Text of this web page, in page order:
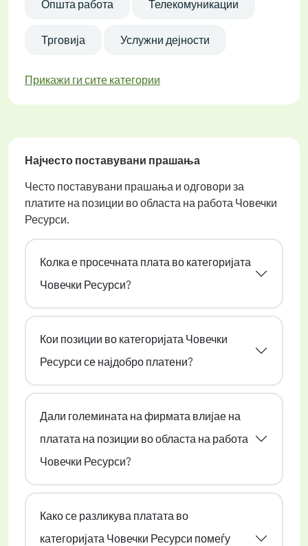
Општа работа Телекомуникации
Трговија Услужни дејности
Прикажи ги сите категории
Најчесто поставувани прашања
Често поставувани прашања и одговори за
платите на позиции во областа на работа Човечки
Ресурси.
Колка е просечната плата во категоријата
Човечки Ресурси?
Кои позиции во категоријата Човечки
Ресурси се најдобро платени?
Дали големината на фирмата влијае на
платата на позиции во областа на работа
Човечки Ресурси?
Како се разликува платата во
категоријата Човечки Ресурси помеѓу